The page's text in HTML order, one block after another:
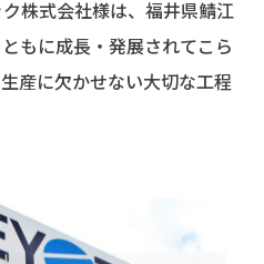
株式会社様は、福井県鯖江
もに成長・発展されてこら
産に欠かせない大切な工程